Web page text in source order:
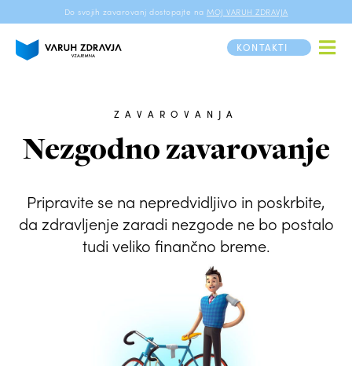
Do svojih zavarovanj dostopajte na MOJ VARUH ZDRAVJA
KONTAKTI
ZAVAROVANJA
Nezgodno zavarovanje
Pripravite se na nepredvidljivo in poskrbite,
da zdravljenje zaradi nezgode ne bo postalo
tudi veliko finančno breme.